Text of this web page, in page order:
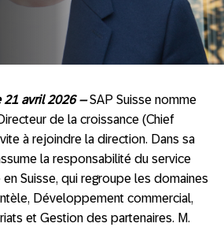
21 avril 2026 –SAP Suisse nomme
de la croissance (Chief
à rejoindre la direction. Dans sa
la responsabilité du service
Suisse, qui regroupe les domaines
Développement commercial,
et Gestion des partenaires. M.